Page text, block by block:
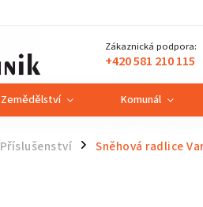
Zákaznická podpora:
+420 581 210 115
Zemědělství Komunál
Příslušenství / Sněhová radlice